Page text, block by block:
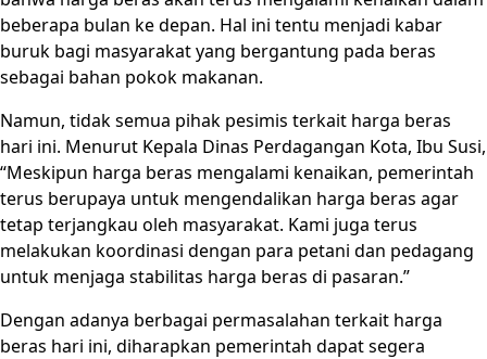
beberapa bulan ke depan. Hal ini tentu menjadi kabar
buruk bagi masyarakat yang bergantung pada beras
sebagai bahan pokok makanan.
Namun, tidak semua pihak pesimis terkait harga beras
hari ini. Menurut Kepala Dinas Perdagangan Kota, Ibu Susi,
“Meskipun harga beras mengalami kenaikan, pemerintah
terus berupaya untuk mengendalikan harga beras agar
tetap terjangkau oleh masyarakat. Kami juga terus
melakukan koordinasi dengan para petani dan pedagang
untuk menjaga stabilitas harga beras di pasaran.”
Dengan adanya berbagai permasalahan terkait harga
beras hari ini, diharapkan pemerintah dapat segera